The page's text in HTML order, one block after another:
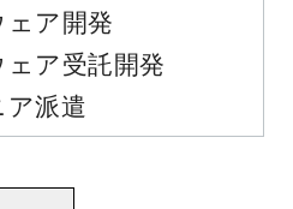
ア開発
ア受託開発
派遣